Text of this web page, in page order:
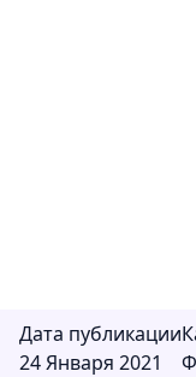
Дата публикации
24 Января 2021